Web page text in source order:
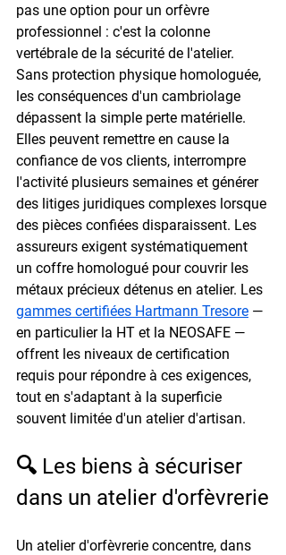
pas une option pour un orfèvre
professionnel : c'est la colonne
vertébrale de la sécurité de l'atelier.
Sans protection physique homologuée,
les conséquences d'un cambriolage
dépassent la simple perte matérielle.
Elles peuvent remettre en cause la
confiance de vos clients, interrompre
l'activité plusieurs semaines et générer
des litiges juridiques complexes lorsque
des pièces confiées disparaissent. Les
assureurs exigent systématiquement
un coffre homologué pour couvrir les
métaux précieux détenus en atelier. Les
gammes certifiées Hartmann Tresore —
en particulier la HT et la NEOSAFE —
offrent les niveaux de certification
requis pour répondre à ces exigences,
tout en s'adaptant à la superficie
souvent limitée d'un atelier d'artisan.
🔍 Les biens à sécuriser
dans un atelier d'orfèvrerie
Un atelier d'orfèvrerie concentre, dans